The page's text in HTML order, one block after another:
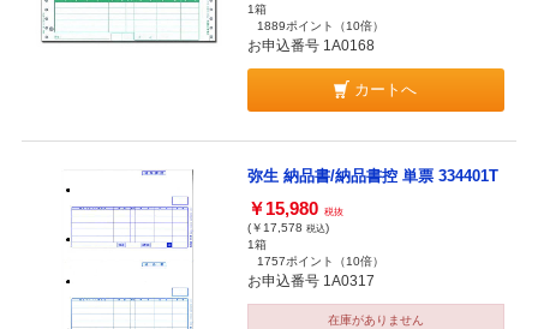
1箱
1889ポイント
（10倍）
お申込番号 1A0168
カートへ
弥生 納品書/納品書控 単票 334401T
￥15,980 税抜
(￥17,578 税込)
1箱
1757ポイント
（10倍）
お申込番号 1A0317
在庫がありません